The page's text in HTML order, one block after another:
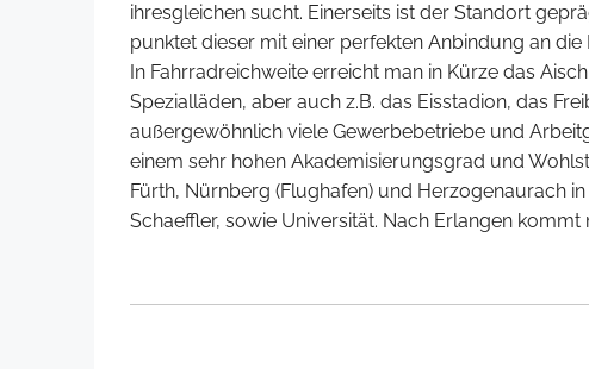
ihresgleichen sucht. Einerseits ist der Standort
punktet dieser mit einer perfekten Anbindung an
In Fahrradreichweite erreicht man in Kürze das
Spezialläden, aber auch z.B. das Eisstadion, das
außergewöhnlich viele Gewerbebetriebe und
einem sehr hohen Akademisierungsgrad und
Fürth, Nürnberg (Flughafen) und Herzogenaurach
Schaeffler, sowie Universität. Nach Erlangen